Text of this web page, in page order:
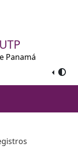
Panamá